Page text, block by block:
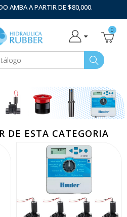
AMBA A PARTIR DE $80,000.
0
DE ESTA CATEGORIA